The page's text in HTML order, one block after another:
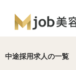
中途採用求人の一覧